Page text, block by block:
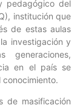
pedagógico del
institución que
de estas aulas
investigación y
generaciones,
en el país se
de masificación